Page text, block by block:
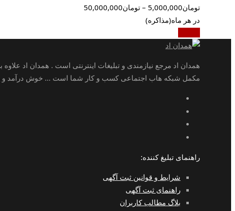
تومان5,000,000
– تومان50,000,000
در هر ماه(مذاکره)
همدان اد مرجع نیازمندی و تبلیغات اینترنتی است . همدان اد
مکمل شبکه هاب اجتماعی کسب و کار شما است ... خوش درآمد و
راهنمای تبلیغ کننده:
شرایط و قوانین ثبت آگهی
راهنمای ثبت آگهی
بلاگ مطالب کاربران